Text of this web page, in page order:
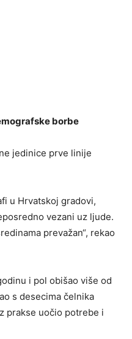
borbe
jedinice prve linije
u Hrvatskoj gradovi,
vezani uz ljude.
prevažan“, rekao
i pol obišao više od
s desecima čelnika
prakse uočio potrebe i